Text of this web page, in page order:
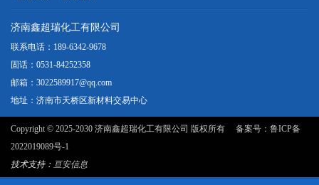
济南鑫超瑞化工有限公司
联系电话：189-6342-9678
固话：0531-84252358
邮箱：3022589917@qq.com
地址：济南市天桥区新材料交易中心
Copyright © 2025-2030 济南鑫超瑞化工有限公司 版权所有 备案号： 鲁ICP备
2022019089号-1
技术支持： 亘安信息